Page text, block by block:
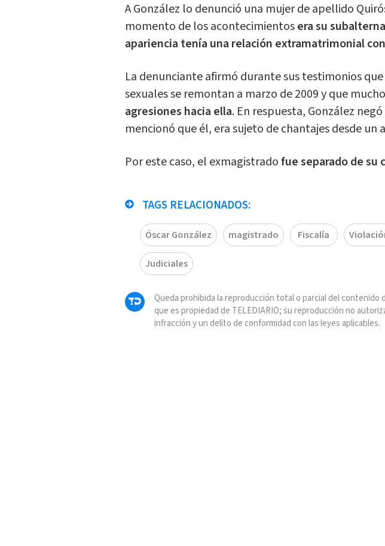
A González lo denunció una mujer de apellido
momento de los acontecimientosera su
apariencia tenía una relación extramatrimonial
La denunciante afirmó durante sus testimonios
sexuales se remontan a marzo de 2009 y que
agresiones hacia ella. En respuesta, González
mencionó que él, era sujeto de chantajes desde un
Por este caso, el exmagistradofue separado de su
TAGS RELACIONADOS:
Óscar González magistrado Fiscalía
Judiciales
Queda prohibida la reproducción total o parcial del contenido
que es propiedad de TELEDIARIO; su reproducción no
infracción y un delito de conformidad con las leyes aplicables.